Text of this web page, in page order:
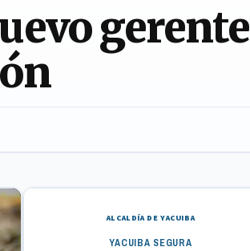
gerente
ALCALDÍA DE YACUIBA
YACUIBA SEGURA